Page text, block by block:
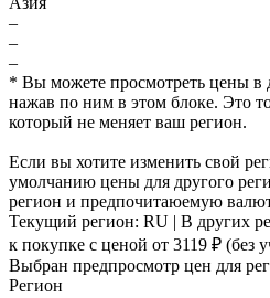
–
–
–
* Вы можете просмотреть цены в
нажав по ним в этом блоке. Это
который не меняет ваш регион.
Если вы хотите изменить свой
умолчанию цены для другого
регион и предпочитаюемую
Текущий регион: RU | В других
к покупке с ценой от 3119 ₽ (без
Выбран предпросмотр цен для
Регион